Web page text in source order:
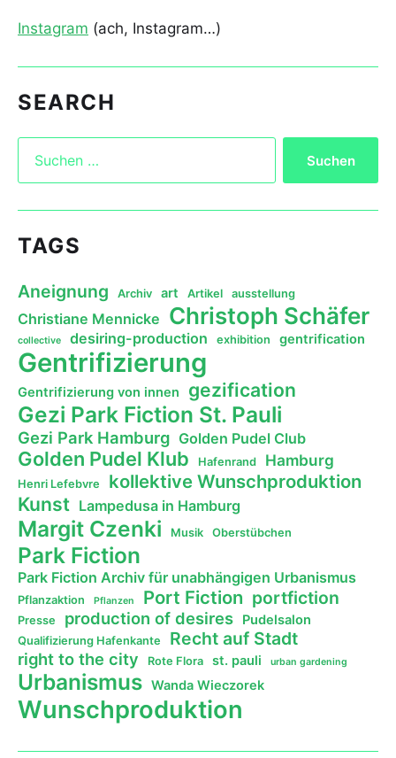
Instagram (ach, Instagram…)
SEARCH
TAGS
Aneignung Archiv art Artikel ausstellung
Christiane Mennicke Christoph Schäfer
collective desiring-production exhibition gentrification
Gentrifizierung
Gentrifizierung von innen gezification
Gezi Park Fiction St. Pauli
Gezi Park Hamburg Golden Pudel Club
Golden Pudel Klub Hafenrand Hamburg
Henri Lefebvre kollektive Wunschproduktion
Kunst Lampedusa in Hamburg
Margit Czenki Musik Oberstübchen
Park Fiction
Park Fiction Archiv für unabhängigen Urbanismus
Pflanzaktion Pflanzen Port Fiction portfiction
Presse production of desires Pudelsalon
Qualifizierung Hafenkante Recht auf Stadt
right to the city Rote Flora st. pauli urban gardening
Urbanismus Wanda Wieczorek
Wunschproduktion